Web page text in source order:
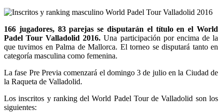
166 jugadores, 83 parejas se disputarán el título en el World
Padel Tour Valladolid 2016. Una participación por encima de la
que tuvimos en Palma de Mallorca. El torneo se disputará tanto en
categoría masculina como femenina.
La fase Pre Previa comenzará el domingo 3 de julio en la Ciudad de
la Raqueta de Valladolid.
Los inscritos y ranking del World Padel Tour de Valladolid son los
siguientes: